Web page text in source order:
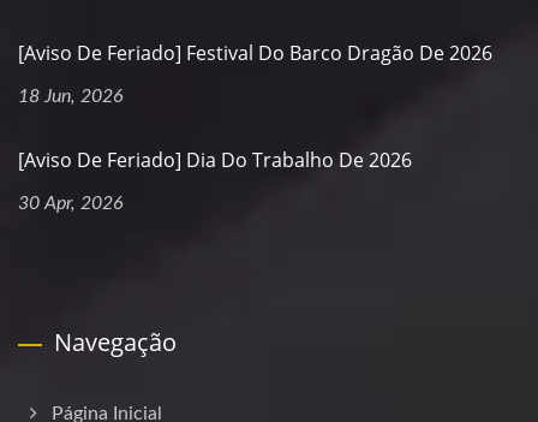
[Aviso De Feriado] Festival Do Barco Dragão De 2026
18 Jun, 2026
[Aviso De Feriado] Dia Do Trabalho De 2026
30 Apr, 2026
Navegação
Página Inicial